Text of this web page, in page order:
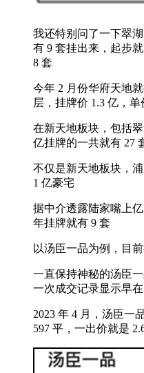
我还特别问了一下翠
有 9 套挂出来，起步
8 套
今年 2 月份华府天地
层，挂牌价 1.3 亿，单
在新天地板块，包括
亿挂牌的一共就有 27
不仅是新天地板块，
1 亿豪宅
据中介透露陆家嘴上
年挂牌就有 9 套
以汤臣一品为例，目
一直保持神秘的汤臣
一次成交记录显示早在
2023 年 4 月，汤臣一
597 平，一出价就是